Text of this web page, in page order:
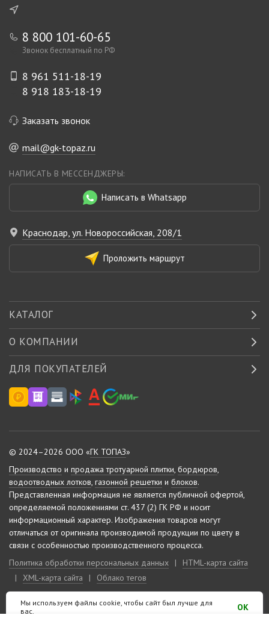
8 800 101-60-65
Звонок бесплатный по РФ
8 961 511-18-19
8 918 183-18-19
Заказать звонок
mail@gk-topaz.ru
НАПИСАТЬ В МЕССЕНДЖЕРЫ:
Написать в Whatsapp
Краснодар, ул. Новороссийская, 208/1
Проложить маршрут
КАТАЛОГ
О КОМПАНИИ
ДЛЯ ПОКУПАТЕЛЕЙ
© 2024–2026 ООО «ГК ТОПАЗ»
Производство и продажа тротуарной плитки, бордюров,
водоотводных лотков, газонной решетки и блоков.
Представленная информация не является публичной офертой,
определяемой положениями ст. 437 (2) ГК РФ и носит
информационный характер. Изображения товаров могут
отличаться от оригинала производимой продукции по цвету в
связи с особенностью производственного процесса.
Политика обработки персональных данных
|
HTML-карта сайта
|
XML-карта сайта | Облако тегов
Сделано на «10-м этаже»
Мы используем файлы cookie, чтобы сайт был лучше для
вас.
OK